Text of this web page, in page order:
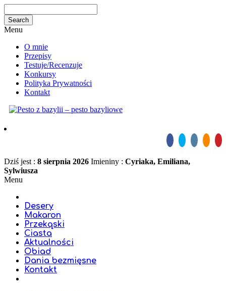
Menu
O mnie
Przepisy
Testuje/Recenzuje
Konkursy
Polityka Prywatności
Kontakt
Dziś jest : 8 sierpnia 2026 Imieniny : Cyriaka, Emiliana,
Sylwiusza
Menu
Desery
Makaron
Przekąski
Ciasta
Aktualności
Obiad
Dania bezmięsne
Kontakt